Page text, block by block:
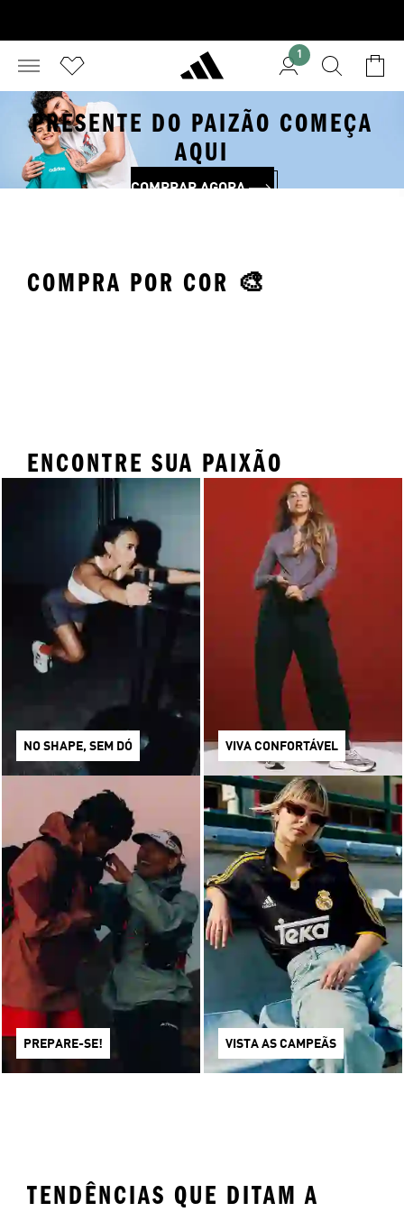
1
PRESENTE DO PAIZÃO COMEÇA
AQUI
COMPRAR AGORA
COMPRA POR COR 🎨
ENCONTRE SUA PAIXÃO
NO SHAPE, SEM DÓ VIVA CONFORTÁVEL
PREPARE-SE! VISTA AS CAMPEÃS
TENDÊNCIAS QUE DITAM A